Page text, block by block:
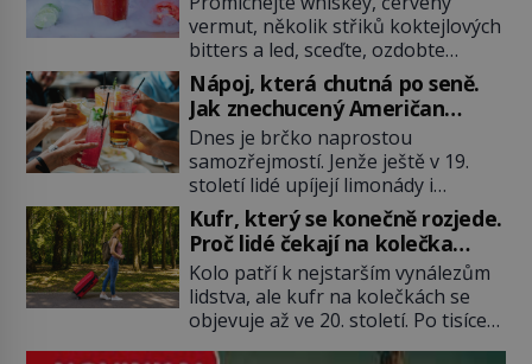
uspořádání může ovlivňovat, jak se
v něm člověk cítí. Feng šuej má
kořeny ve staré Číně a jeho historie
[…]
vermut, několik střiků koktejlových
bitters a led, sceďte, ozdobte
koktejlovou třešinkou a tadá…
Manhattan je tu! A pokud to má být
skutečně on, dejte si pozor, ať
místo klasické americké rye
whiskey či klidně bourbonu
nepoužijete skotskou whisku. Co
se stane? Inu, koktejl bude stále
skvělý, ale už to nebude
Manhattan ale […]
Nápoj, která chutná po seně.
Jak znechucený Američan
vymyslel brčko
Dnes je brčko naprostou
samozřejmostí. Jenže ještě v 19.
století lidé upíjejí limonády i
koktejly dutými stébly žita nebo
žitné slámy. Fungují sice dobře,
mají ale jednu nepříjemnou
vlastnost po chvíli se rozmáčejí a
nápoji dodávají travnatou příchuť.
Právě tahle drobná nepříjemnost
přivede amerického výrobce
Kufr, který se konečně rozjede.
Proč lidé čekají na kolečka
téměř pět tisíc let?
Kolo patří k nejstarším vynálezům
lidstva, ale kufr na kolečkách se
objevuje až ve 20. století. Po tisíce